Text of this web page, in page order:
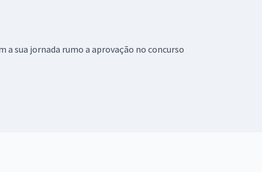
a sua jornada rumo a aprovação no concurso